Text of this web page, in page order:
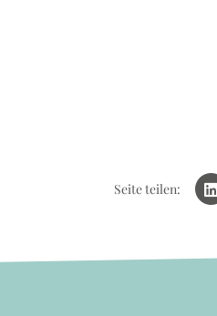
Seite teilen: